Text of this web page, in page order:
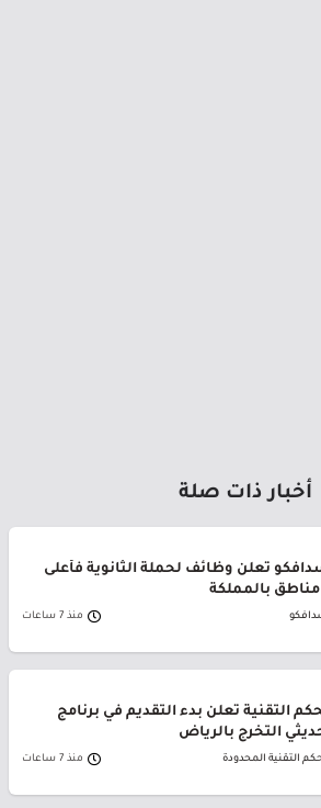
أخبار ذات صلة
تعلن وظائف لحملة الثانوية فأعلى
بالمملكة
منذ 7 ساعات
التقنية تعلن بدء التقديم في برنامج
التخرج بالرياض
التقنية المحدودة منذ 7 ساعات